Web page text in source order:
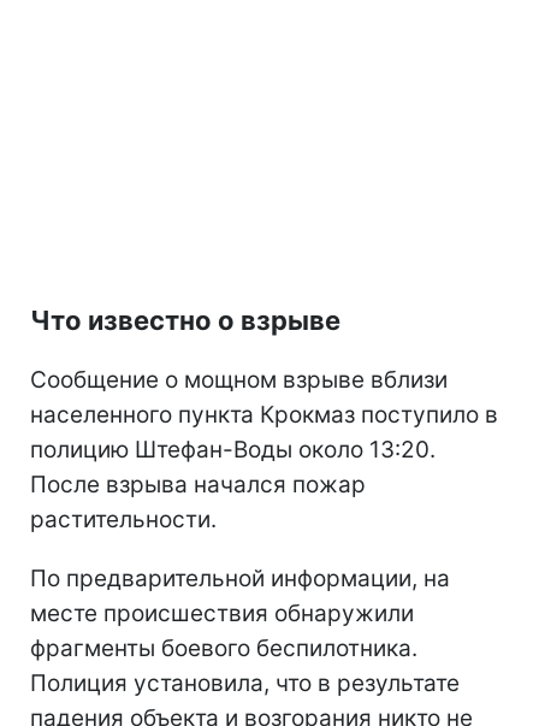
Что известно о взрыве
Сообщение о мощном взрыве вблизи
населенного пункта Крокмаз поступило в
полицию Штефан-Воды около 13:20.
После взрыва начался пожар
растительности.
По предварительной информации, на
месте происшествия обнаружили
фрагменты боевого беспилотника.
Полиция установила, что в результате
падения объекта и возгорания никто не